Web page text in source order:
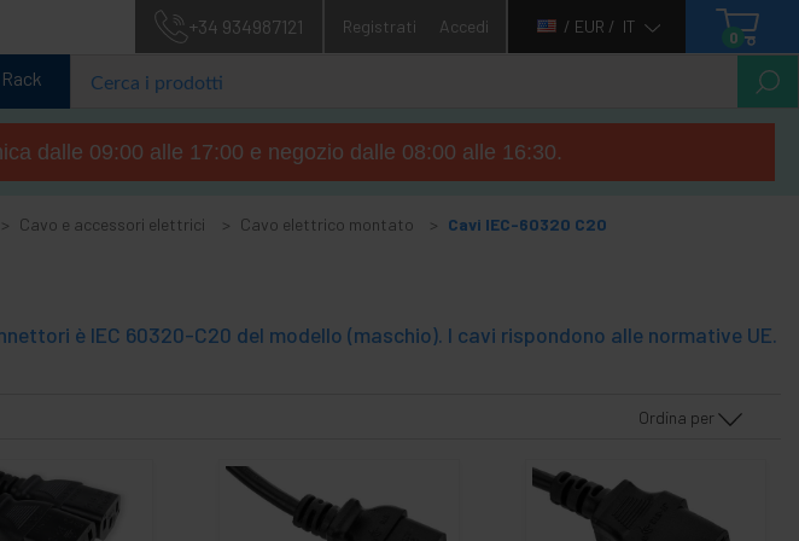
+34 934987121 Registrati Accedi / EUR / IT
0
dalle 09:00 alle 17:00 e negozio dalle 08:00 alle 16:30.
Cavo e accessori elettrici Cavo elettrico montato Cavi IEC-60320 C20
è IEC 60320-C20 del modello (maschio). I cavi rispondono alle normative UE.
Ordina per